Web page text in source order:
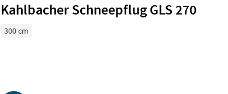
Kahlbacher Schneepflug GLS 270
300 cm